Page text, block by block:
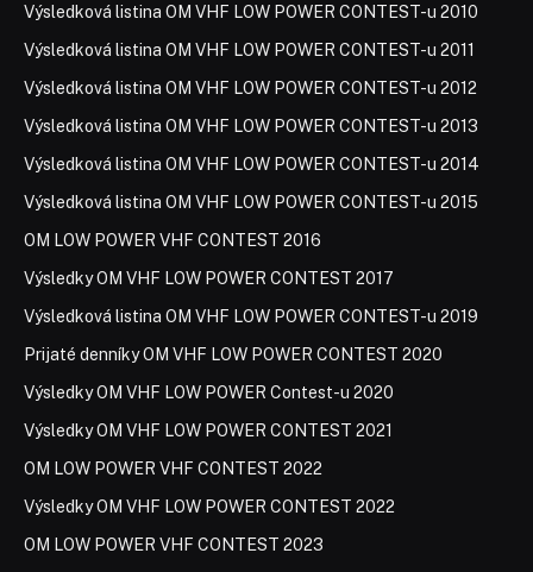
Výsledková listina OM VHF LOW POWER CONTEST-u 2010
Výsledková listina OM VHF LOW POWER CONTEST-u 2011
Výsledková listina OM VHF LOW POWER CONTEST-u 2012
Výsledková listina OM VHF LOW POWER CONTEST-u 2013
Výsledková listina OM VHF LOW POWER CONTEST-u 2014
Výsledková listina OM VHF LOW POWER CONTEST-u 2015
OM LOW POWER VHF CONTEST 2016
Výsledky OM VHF LOW POWER CONTEST 2017
Výsledková listina OM VHF LOW POWER CONTEST-u 2019
Prijaté denníky OM VHF LOW POWER CONTEST 2020
Výsledky OM VHF LOW POWER Contest-u 2020
Výsledky OM VHF LOW POWER CONTEST 2021
OM LOW POWER VHF CONTEST 2022
Výsledky OM VHF LOW POWER CONTEST 2022
OM LOW POWER VHF CONTEST 2023